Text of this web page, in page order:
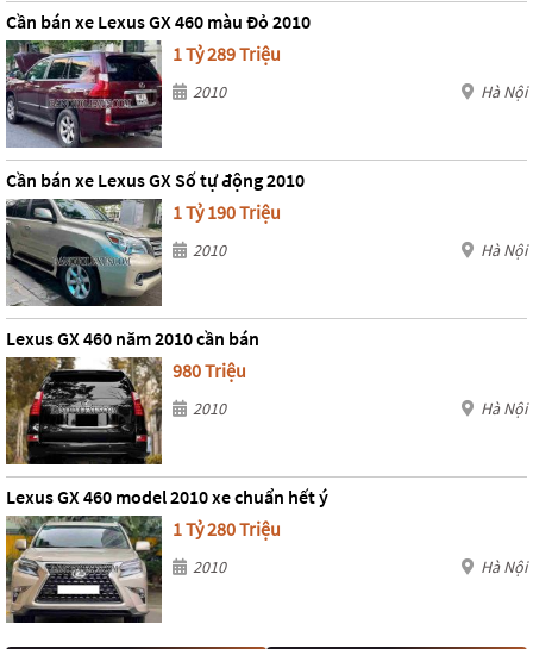
Cần bán xe Lexus GX 460 màu Đỏ 2010
1 Tỷ 289 Triệu
2010 Hà Nội
Cần bán xe Lexus GX Số tự động 2010
1 Tỷ 190 Triệu
2010 Hà Nội
Lexus GX 460 năm 2010 cần bán
980 Triệu
2010 Hà Nội
Lexus GX 460 model 2010 xe chuẩn hết ý
1 Tỷ 280 Triệu
2010 Hà Nội